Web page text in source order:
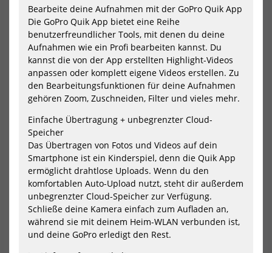
Bearbeite deine Aufnahmen mit der GoPro Quik App
Die GoPro Quik App bietet eine Reihe
benutzerfreundlicher Tools, mit denen du deine
Aufnahmen wie ein Profi bearbeiten kannst. Du
kannst die von der App erstellten Highlight-Videos
anpassen oder komplett eigene Videos erstellen. Zu
den Bearbeitungsfunktionen für deine Aufnahmen
gehören Zoom, Zuschneiden, Filter und vieles mehr.
Einfache Übertragung + unbegrenzter Cloud-
Speicher
Das Übertragen von Fotos und Videos auf dein
Smartphone ist ein Kinderspiel, denn die Quik App
ermöglicht drahtlose Uploads. Wenn du den
komfortablen Auto-Upload nutzt, steht dir außerdem
unbegrenzter Cloud-Speicher zur Verfügung.
Schließe deine Kamera einfach zum Aufladen an,
während sie mit deinem Heim-WLAN verbunden ist,
und deine GoPro erledigt den Rest.
Pole Mount
29,99 €*
Backpack
29,99 €*
GoPro
Shorty
Extension
Tripod)
NEU